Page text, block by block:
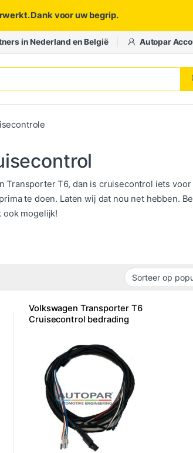
Dank voor uw begrip.
in Nederland en België Autopar
Transporter T6, dan is cruisecontrol iets
te doen. Laten wij dat nou net hebben.
mogelijk!
Volkswagen Transporter T6
Cruisecontrol bedrading